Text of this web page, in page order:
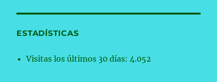
ESTADÍSTICAS
Visitas los últimos 30 días:4.052